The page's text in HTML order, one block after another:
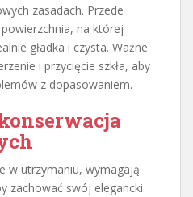
zasadach. Przede
na której
gładka i czysta. Ważne
i przycięcie szkła, aby
z dopasowaniem.
w utrzymaniu, wymagają
zachować swój elegancki